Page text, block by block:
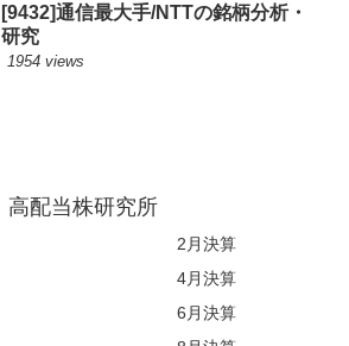
[9432]通信最大手/NTTの銘柄分析・
研究
1954 views
高配当株研究所
2月決算
4月決算
6月決算